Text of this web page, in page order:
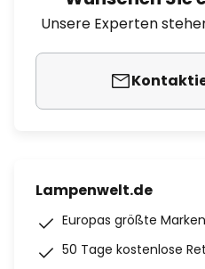
Unsere Experten
Lampenwelt.de
Europas größte
50 Tage kostenlose